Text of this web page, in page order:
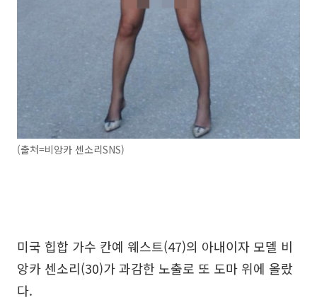
(출처=비앙카 센소리SNS)
미국 힙합 가수 칸예 웨스트(47)의 아내이자 모델 비
앙카 센소리(30)가 과감한 노출로 또 도마 위에 올랐
다.